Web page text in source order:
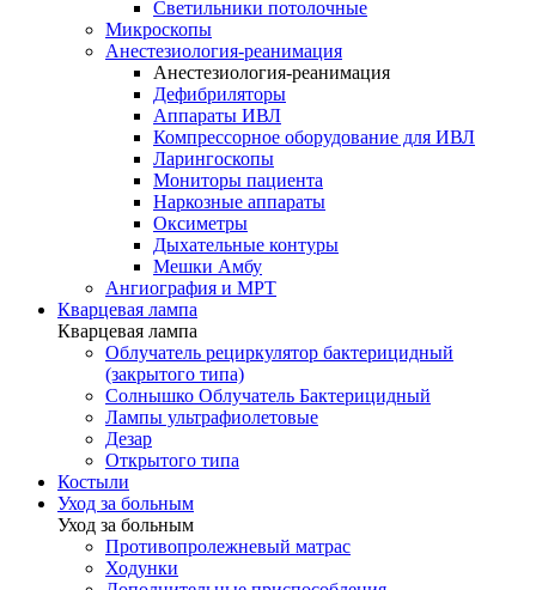
Светильники потолочные
Микроскопы
Анестезиология-реанимация
Анестезиология-реанимация
Дефибриляторы
Аппараты ИВЛ
Компрессорное оборудование для ИВЛ
Ларингоскопы
Мониторы пациента
Наркозные аппараты
Оксиметры
Дыхательные контуры
Мешки Амбу
Ангиография и МРТ
Кварцевая лампа
Кварцевая лампа
Облучатель рециркулятор бактерицидный
(закрытого типа)
Солнышко Облучатель Бактерицидный
Лампы ультрафиолетовые
Дезар
Открытого типа
Костыли
Уход за больным
Уход за больным
Противопролежневый матрас
Ходунки